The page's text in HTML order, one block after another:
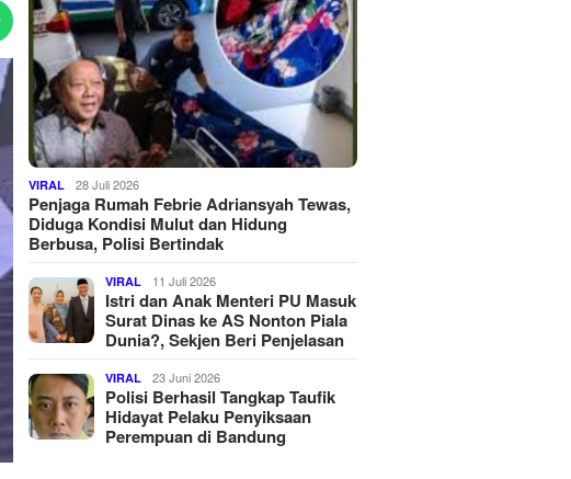
VIRAL 28 Juli 2026
Penjaga Rumah Febrie Adriansyah Tewas,
Diduga Kondisi Mulut dan Hidung
Berbusa, Polisi Bertindak
VIRAL 11 Juli 2026
Istri dan Anak Menteri PU Masuk
Surat Dinas ke AS Nonton Piala
Dunia?, Sekjen Beri Penjelasan
VIRAL 23 Juni 2026
Polisi Berhasil Tangkap Taufik
Hidayat Pelaku Penyiksaan
Perempuan di Bandung